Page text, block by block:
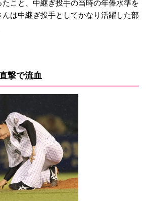
こと、中継ぎ投手の当時の年俸水準を
は中継ぎ投手としてかなり活躍した部
撃で流血